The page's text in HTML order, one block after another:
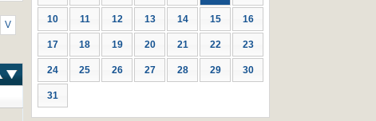
V
10 11 12 13 14 15 16
17 18 19 20 21 22 23
24 25 26 27 28 29 30
31